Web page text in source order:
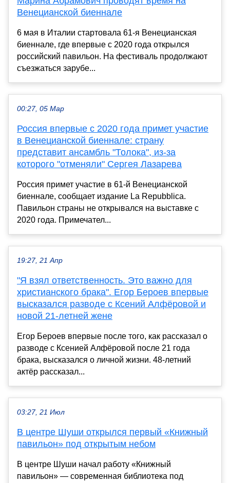
Венецианской биеннале
6 мая в Италии стартовала 61-я Венецианская
биеннале, где впервые с 2020 года открылся
российский павильон. На фестиваль продолжают
съезжаться зарубе...
00:27, 05 Мар
Россия впервые с 2020 года примет участие
в Венецианской биеннале: страну
представит ансамбль "Толока", из-за
которого "отменяли" Сергея Лазарева
Россия примет участие в 61-й Венецианской
биеннале, сообщает издание La Repubblica.
Павильон страны не открывался на выставке с
2020 года. Примечател...
19:27, 21 Апр
"Я взял ответственность. Это важно для
христианского брака". Егор Бероев впервые
высказался разводе с Ксений Алфёровой и
новой 21-летней жене
Егор Бероев впервые после того, как рассказал о
разводе с Ксенией Алфёровой после 21 года
брака, высказался о личной жизни. 48-летний
актёр рассказал...
03:27, 21 Июл
В центре Шуши открылся первый «Книжный
павильон» под открытым небом
В центре Шуши начал работу «Книжный
павильон» — современная библиотека под